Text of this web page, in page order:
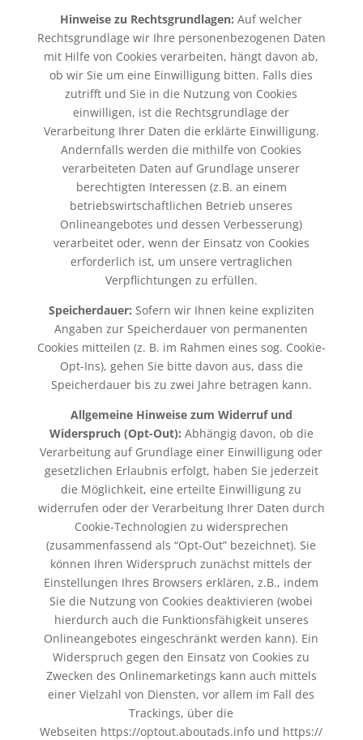
Hinweise zu Rechtsgrundlagen: Auf welcher
Rechtsgrundlage wir Ihre personenbezogenen Daten
mit Hilfe von Cookies verarbeiten, hängt davon ab,
ob wir Sie um eine Einwilligung bitten. Falls dies
zutrifft und Sie in die Nutzung von Cookies
einwilligen, ist die Rechtsgrundlage der
Verarbeitung Ihrer Daten die erklärte Einwilligung.
Andernfalls werden die mithilfe von Cookies
verarbeiteten Daten auf Grundlage unserer
berechtigten Interessen (z.B. an einem
betriebswirtschaftlichen Betrieb unseres
Onlineangebotes und dessen Verbesserung)
verarbeitet oder, wenn der Einsatz von Cookies
erforderlich ist, um unsere vertraglichen
Verpflichtungen zu erfüllen.
Speicherdauer: Sofern wir Ihnen keine expliziten
Angaben zur Speicherdauer von permanenten
Cookies mitteilen (z. B. im Rahmen eines sog. Cookie-
Opt-Ins), gehen Sie bitte davon aus, dass die
Speicherdauer bis zu zwei Jahre betragen kann.
Allgemeine Hinweise zum Widerruf und
Widerspruch (Opt-Out): Abhängig davon, ob die
Verarbeitung auf Grundlage einer Einwilligung oder
gesetzlichen Erlaubnis erfolgt, haben Sie jederzeit
die Möglichkeit, eine erteilte Einwilligung zu
widerrufen oder der Verarbeitung Ihrer Daten durch
Cookie-Technologien zu widersprechen
(zusammenfassend als “Opt-Out” bezeichnet). Sie
können Ihren Widerspruch zunächst mittels der
Einstellungen Ihres Browsers erklären, z.B., indem
Sie die Nutzung von Cookies deaktivieren (wobei
hierdurch auch die Funktionsfähigkeit unseres
Onlineangebotes eingeschränkt werden kann). Ein
Widerspruch gegen den Einsatz von Cookies zu
Zwecken des Onlinemarketings kann auch mittels
einer Vielzahl von Diensten, vor allem im Fall des
Trackings, über die
Webseiten https://optout.aboutads.info und https://